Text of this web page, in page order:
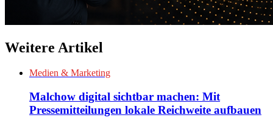
Weitere Artikel
Medien & Marketing
Malchow digital sichtbar machen: Mit
Pressemitteilungen lokale Reichweite aufbauen